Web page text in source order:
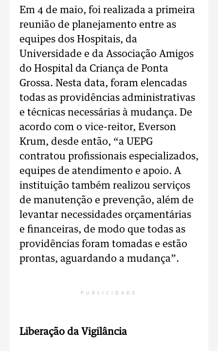
Em 4 de maio, foi realizada a primeira
reunião de planejamento entre as
equipes dos Hospitais, da
Universidade e da Associação Amigos
do Hospital da Criança de Ponta
Grossa. Nesta data, foram elencadas
todas as providências administrativas
e técnicas necessárias à mudança. De
acordo com o vice-reitor, Everson
Krum, desde então, “a UEPG
contratou profissionais especializados,
equipes de atendimento e apoio. A
instituição também realizou serviços
de manutenção e prevenção, além de
levantar necessidades orçamentárias
e financeiras, de modo que todas as
providências foram tomadas e estão
prontas, aguardando a mudança”.
PUBLICIDADE
Liberação da Vigilância